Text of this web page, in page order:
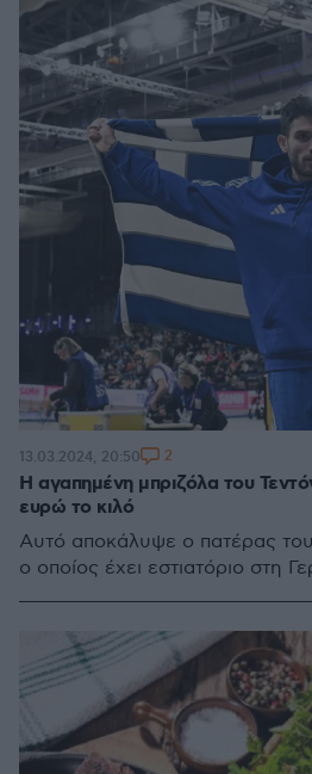
Η αγαπημένη μπριζόλα του
ευρώ το κιλό
Αυτό αποκάλυψε ο πατέρας
ο οποίος έχει εστιατόριο στη
13.03.2024, 20:50 2